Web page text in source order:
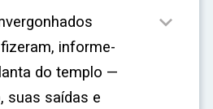
informe-
do templo —
suas saídas e
